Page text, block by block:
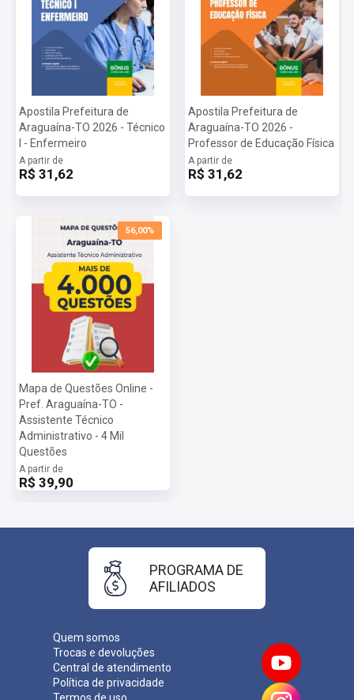
Apostila Prefeitura de
Araguaína-TO 2026 - Técnico
I - Enfermeiro
A partir de
R$ 31,62
Apostila Prefeitura de
Araguaína-TO 2026 -
Professor de Educação Física
A partir de
R$ 31,62
56,00%
Mapa de Questões Online -
Pref. Araguaína-TO -
Assistente Técnico
Administrativo - 4 Mil
Questões
A partir de
R$ 39,90
Quem somos
Trocas e devoluções
Central de atendimento
Política de privacidade
Termos de uso
PROGRAMA DE
AFILIADOS